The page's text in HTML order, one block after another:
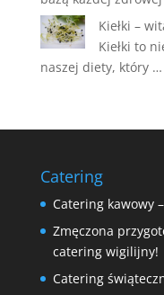
Kiełki –
Kiełki to
naszej diety, który …
Catering
Catering kawowy
Zmęczona
catering wigilijny!
Catering